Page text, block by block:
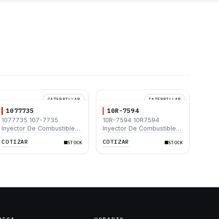
CATERPILLAR
1077735
1077735 107-7735
Inyector De Combustible
950G 962G 525B
COTIZAR STOCK
CATERPILLAR
10R-7594
10R-7594 10R7594
Inyector De Combustible
277C 287C 246C 256C
COTIZAR STOCK